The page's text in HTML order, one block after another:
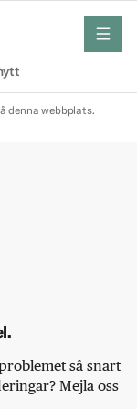
meny
denna webbplats.
så snart
Mejla oss